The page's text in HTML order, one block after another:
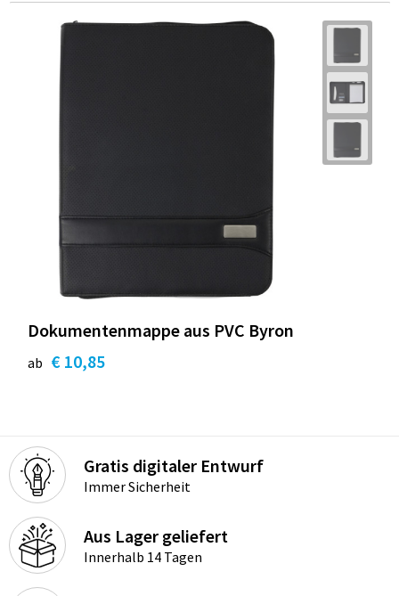
Dokumentenmappe aus PVC Byron
ab € 10,85
Gratis digitaler Entwurf
Immer Sicherheit
Aus Lager geliefert
Innerhalb 14 Tagen